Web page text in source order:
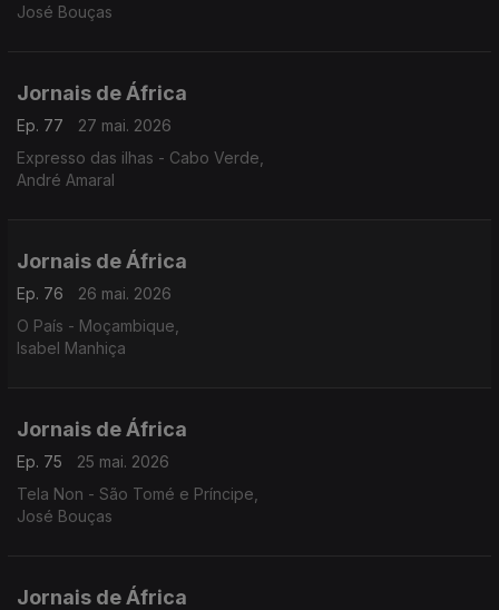
José Bouças
Jornais de África
Ep. 77
27 mai. 2026
Expresso das ilhas - Cabo Verde,
André Amaral
Jornais de África
Ep. 76
26 mai. 2026
O País - Moçambique,
Isabel Manhiça
Jornais de África
Ep. 75
25 mai. 2026
Tela Non - São Tomé e Príncipe,
José Bouças
Jornais de África